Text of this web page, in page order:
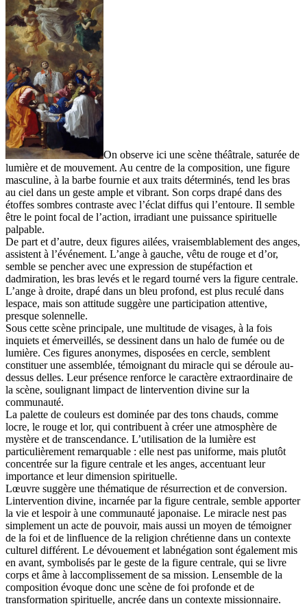
On observe ici une scène théâtrale, saturée de
lumière et de mouvement. Au centre de la composition, une figure
masculine, à la barbe fournie et aux traits déterminés, tend les bras
au ciel dans un geste ample et vibrant. Son corps drapé dans des
étoffes sombres contraste avec l’éclat diffus qui l’entoure. Il semble
être le point focal de l’action, irradiant une puissance spirituelle
palpable.
De part et d’autre, deux figures ailées, vraisemblablement des anges,
assistent à l’événement. L’ange à gauche, vêtu de rouge et d’or,
semble se pencher avec une expression de stupéfaction et
dadmiration, les bras levés et le regard tourné vers la figure centrale.
L’ange à droite, drapé dans un bleu profond, est plus reculé dans
lespace, mais son attitude suggère une participation attentive,
presque solennelle.
Sous cette scène principale, une multitude de visages, à la fois
inquiets et émerveillés, se dessinent dans un halo de fumée ou de
lumière. Ces figures anonymes, disposées en cercle, semblent
constituer une assemblée, témoignant du miracle qui se déroule au-
dessus delles. Leur présence renforce le caractère extraordinaire de
la scène, soulignant limpact de lintervention divine sur la
communauté.
La palette de couleurs est dominée par des tons chauds, comme
locre, le rouge et lor, qui contribuent à créer une atmosphère de
mystère et de transcendance. L’utilisation de la lumière est
particulièrement remarquable : elle nest pas uniforme, mais plutôt
concentrée sur la figure centrale et les anges, accentuant leur
importance et leur dimension spirituelle.
Lœuvre suggère une thématique de résurrection et de conversion.
Lintervention divine, incarnée par la figure centrale, semble apporter
la vie et lespoir à une communauté japonaise. Le miracle nest pas
simplement un acte de pouvoir, mais aussi un moyen de témoigner
de la foi et de linfluence de la religion chrétienne dans un contexte
culturel différent. Le dévouement et labnégation sont également mis
en avant, symbolisés par le geste de la figure centrale, qui se livre
corps et âme à laccomplissement de sa mission. Lensemble de la
composition évoque donc une scène de foi profonde et de
transformation spirituelle, ancrée dans un contexte missionnaire.